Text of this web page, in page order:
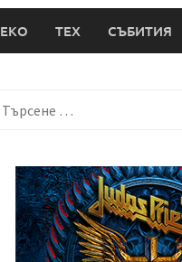
ЕКО ТЕХ СЪБИТИЯ
за: